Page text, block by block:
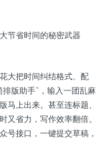
节省时间的秘密武器
大把时间纠结格式、配
版助手”，输入一团乱麻
马上出来。甚至连标题、
又省力，写作效率翻倍。
号接口，一键提交草稿，